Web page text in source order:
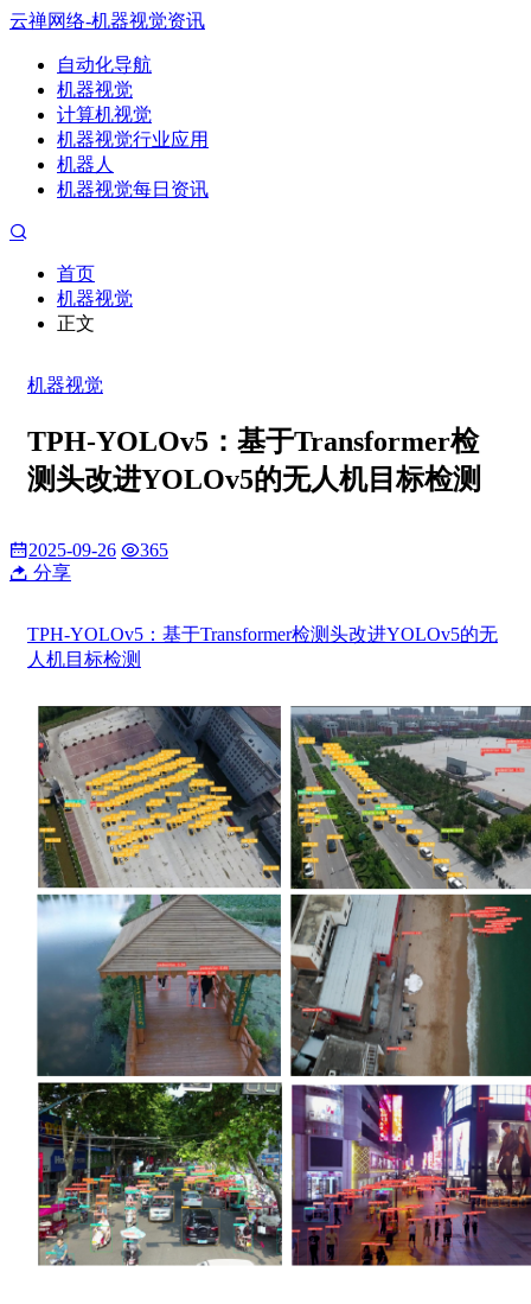
云禅网络-机器视觉资讯
自动化导航
机器视觉
计算机视觉
机器视觉行业应用
机器人
机器视觉每日资讯
首页
机器视觉
正文
机器视觉
TPH-YOLOv5：基于Transformer检
测头改进YOLOv5的无人机目标检测
2025-09-26
365
分享
TPH-YOLOv5：基于Transformer检测头改进YOLOv5的无
人机目标检测